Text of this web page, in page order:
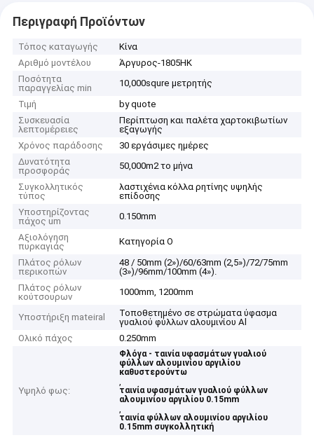
Περιγραφή Προϊόντων
Τόπος καταγωγής
Κίνα
Αριθμό μοντέλου
Άργυρος-1805HK
Ποσότητα
παραγγελίας min
10,000squre μετρητής
Τιμή
by quote
Συσκευασία
λεπτομέρειες
Περίπτωση και παλέτα χαρτοκιβωτίων
εξαγωγής
Χρόνος παράδοσης
30 εργάσιμες ημέρες
Δυνατότητα
προσφοράς
50,000m2 το μήνα
Συγκολλητικός
τύπος
λαστιχένια κόλλα ρητίνης υψηλής
επίδοσης
Υποστηρίζοντας
πάχος um
0.150mm
Αξιολόγηση
πυρκαγιάς
Κατηγορία Ο
Πλάτος ρόλων
περικοπών
48 / 50mm (2»)/60/63mm (2,5»)/72/75mm
(3»)/96mm/100mm (4»).
Πλάτος ρόλων
κούτσουρων
1000mm, 1200mm
Υποστήριξη mateiral
Τοποθετημένο σε στρώματα ύφασμα
γυαλιού φύλλων αλουμινίου Al
Ολικό πάχος
0.250mm
Υψηλό φως:
Φλόγα - ταινία υφασμάτων γυαλιού
φύλλων αλουμινίου αργιλίου
καθυστερούντω
,
ταινία υφασμάτων γυαλιού φύλλων
αλουμινίου αργιλίου 0.15mm
,
ταινία φύλλων αλουμινίου αργιλίου
0.15mm συγκολλητική